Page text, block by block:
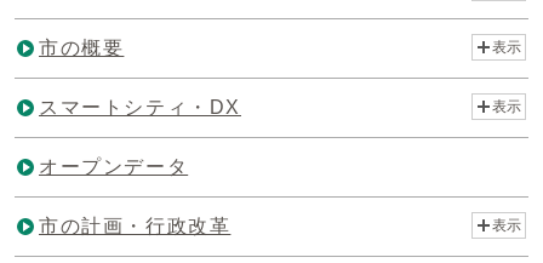
市の概要 表示
スマートシティ・DX 表示
オープンデータ
市の計画・行政改革 表示